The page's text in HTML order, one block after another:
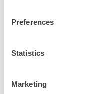
Preferences
Statistics
Marketing